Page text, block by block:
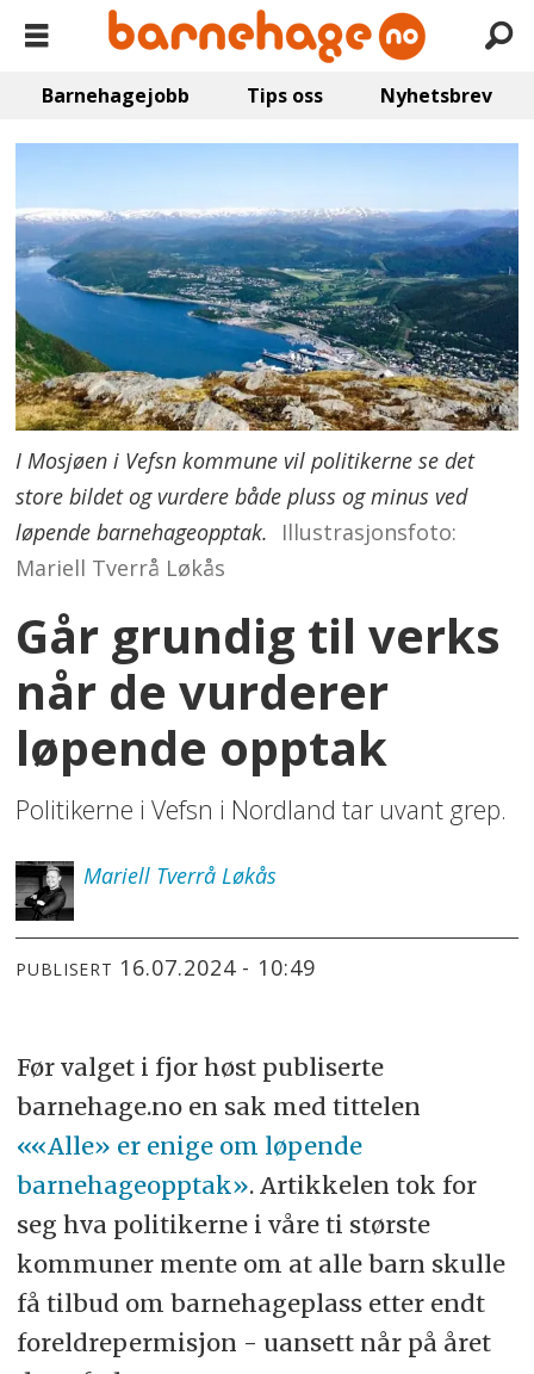
Barnehagejobb Tips oss Nyhetsbrev
I Mosjøen i Vefsn kommune vil politikerne se det
store bildet og vurdere både pluss og minus ved
løpende barnehageopptak.
Illustrasjonsfoto:
Mariell Tverrå Løkås
Går grundig til verks
når de vurderer
løpende opptak
Politikerne i Vefsn i Nordland tar uvant grep.
Mariell Tverrå Løkås
PUBLISERT 16.07.2024 - 10:49
Før valget i fjor høst publiserte
barnehage.no en sak med tittelen
««Alle» er enige om løpende
barnehageopptak». Artikkelen tok for
seg hva politikerne i våre ti største
kommuner mente om at alle barn skulle
få tilbud om barnehageplass etter endt
foreldrepermisjon - uansett når på året